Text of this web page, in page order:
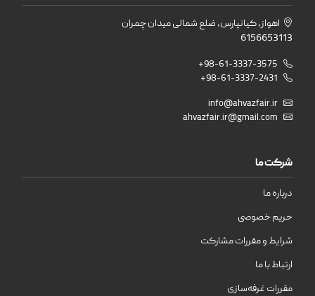
اهواز، کیانپارس، ضلع شمالی میدان چمران
6156653113
+98-61-3337-3575
+98-61-3337-2431
info@ahvazfair.ir
ahvazfair.ir@gmail.com
شرکت ما
درباره ما
حریم خصوصی
شرایط و مقررات مشارکت
ارتباط با ما
مقررات غرفه‌سازی